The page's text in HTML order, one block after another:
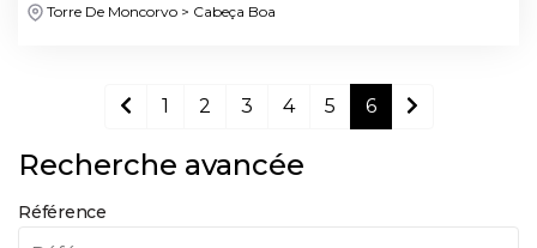
Torre De Moncorvo > Cabeça Boa
1 2 3 4 5 6
Recherche avancée
Référence